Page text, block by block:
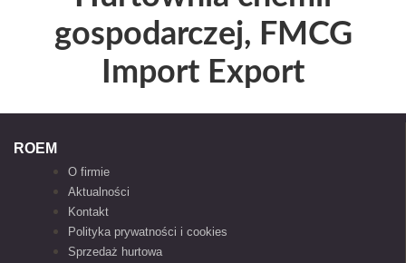
gospodarczej, FMCG
Import Export
ROEM
O firmie
Aktualności
Kontakt
Polityka prywatności i cookies
Sprzedaż hurtowa